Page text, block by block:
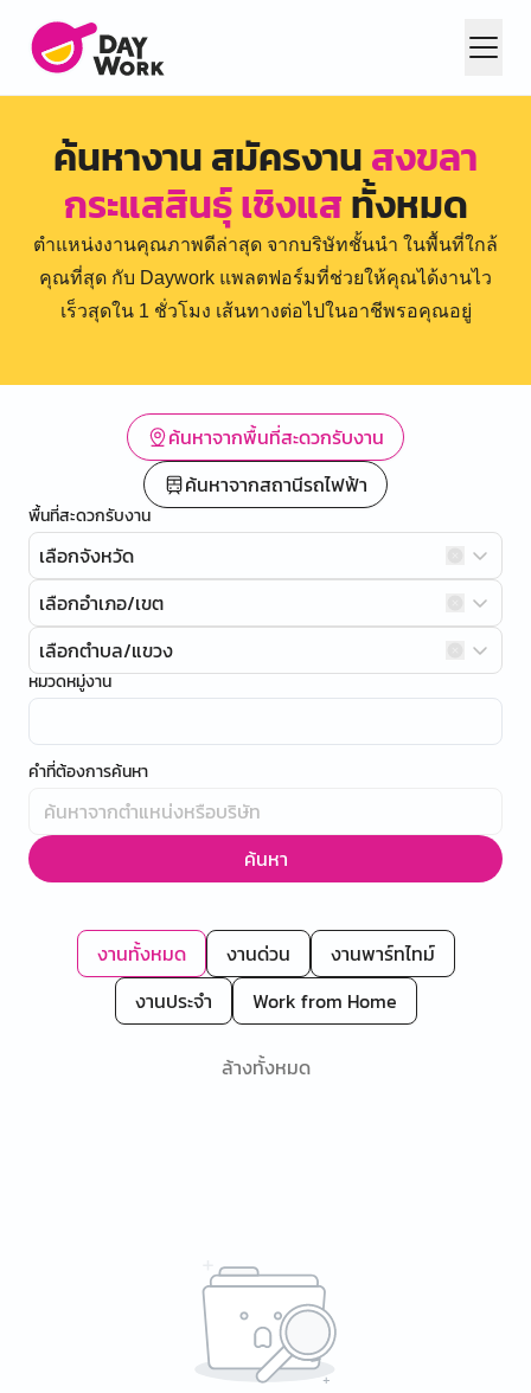
ค้นหางาน สมัครงานสงขลา
กระแสสินธุ์ เชิงแสทั้งหมด
ตำแหน่งงานคุณภาพดีล่าสุด จากบริษัทชั้นนำ ในพื้นที่ใกล้
คุณที่สุด กับ Daywork แพลตฟอร์มที่ช่วยให้คุณได้งานไว
เร็วสุดใน 1 ชั่วโมง เส้นทางต่อไปในอาชีพรอคุณอยู่
ค้นหาจากพื้นที่สะดวกรับงาน
ค้นหาจากสถานีรถไฟฟ้า
พื้นที่สะดวกรับงาน
เลือกจังหวัด
เลือกอำเภอ/เขต
เลือกตำบล/แขวง
หมวดหมู่งาน
คำที่ต้องการค้นหา
ค้นหา
งานทั้งหมด งานด่วน
งานพาร์ทไทม์
งานประจำ
Work from Home
ล้างทั้งหมด